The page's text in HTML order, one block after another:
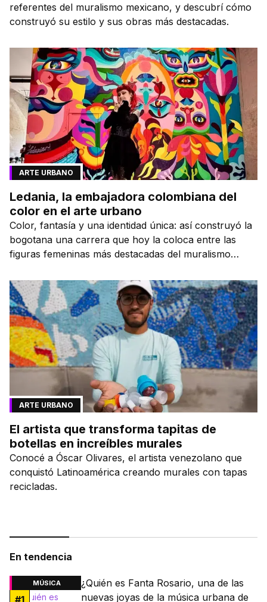
referentes del muralismo mexicano, y descubrí cómo
construyó su estilo y sus obras más destacadas.
ARTE URBANO
Ledania, la embajadora colombiana del
color en el arte urbano
Color, fantasía y una identidad única: así construyó la
bogotana una carrera que hoy la coloca entre las
figuras femeninas más destacadas del muralismo
ARTE URBANO
El artista que transforma tapitas de
botellas en increíbles murales
Conocé a Óscar Olivares, el artista venezolano que
conquistó Latinoamérica creando murales con tapas
recicladas.
En tendencia
MÚSICA
#1
¿Quién es Fanta Rosario, una de las
nuevas joyas de la música urbana de